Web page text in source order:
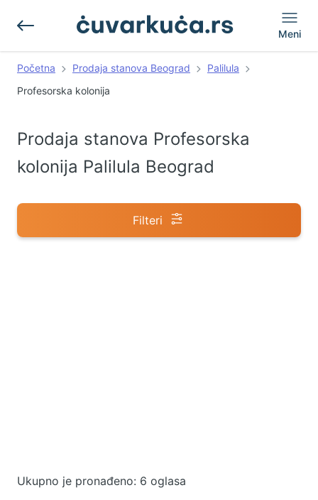
Meni
Početna Prodaja stanova Beograd
Palilula
Profesorska kolonija
Prodaja stanova Profesorska
kolonija Palilula Beograd
Filteri
Ukupno je pronađeno: 6 oglasa